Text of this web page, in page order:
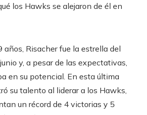
los Hawks se alejaron de él en
años, Risacher fue la estrella del
y, a pesar de las expectativas,
en su potencial. En esta última
su talento al liderar a los Hawks,
un récord de 4 victorias y 5